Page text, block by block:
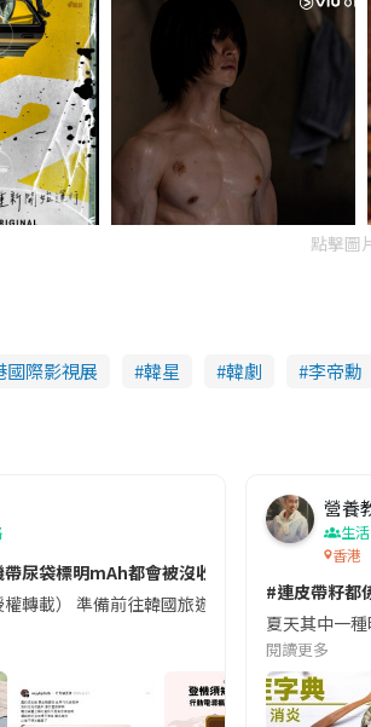
e
o
點擊圖
國際影視展 韓星 韓劇 李帝勳
尿袋標明mAh都會被沒收😱出發前切記檢查「1
權轉載） 準備前往韓國旅遊的民眾，近期要
營養
生活
香港
#連皮帶籽都
夏天其中一
閱讀更多